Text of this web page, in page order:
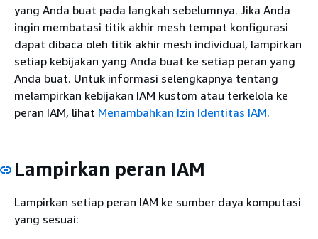
yang Anda buat pada langkah sebelumnya. Jika Anda
ingin membatasi titik akhir mesh tempat konfigurasi
dapat dibaca oleh titik akhir mesh individual, lampirkan
setiap kebijakan yang Anda buat ke setiap peran yang
Anda buat. Untuk informasi selengkapnya tentang
melampirkan kebijakan IAM kustom atau terkelola ke
peran IAM, lihat Menambahkan Izin Identitas IAM.
Lampirkan peran IAM
Lampirkan setiap peran IAM ke sumber daya komputasi
yang sesuai: